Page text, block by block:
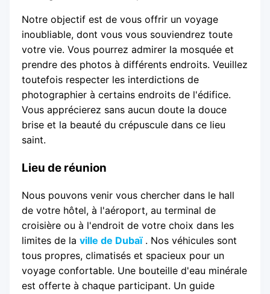
Notre objectif est de vous offrir un voyage
inoubliable, dont vous vous souviendrez toute
votre vie. Vous pourrez admirer la mosquée et
prendre des photos à différents endroits. Veuillez
toutefois respecter les interdictions de
photographier à certains endroits de l'édifice.
Vous apprécierez sans aucun doute la douce
brise et la beauté du crépuscule dans ce lieu
saint.
Lieu de réunion
Nous pouvons venir vous chercher dans le hall
de votre hôtel, à l'aéroport, au terminal de
croisière ou à l'endroit de votre choix dans les
limites de la ville de Dubaï. Nos véhicules sont
tous propres, climatisés et spacieux pour un
voyage confortable. Une bouteille d'eau minérale
est offerte à chaque participant. Un guide